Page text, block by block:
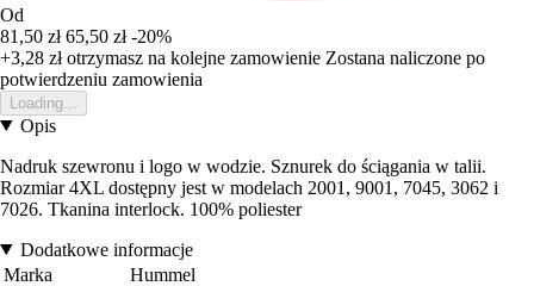
Od
81,50 zł 65,50 zł -20%
+3,28 złotrzymasz na kolejne zamowienie Zostana naliczone po
potwierdzeniu zamowienia
Loading...
Opis
Nadruk szewronu i logo w wodzie. Sznurek do ściągania w talii.
Rozmiar 4XL dostępny jest w modelach 2001, 9001, 7045, 3062 i
7026. Tkanina interlock. 100% poliester
Dodatkowe informacje
Marka
Hummel